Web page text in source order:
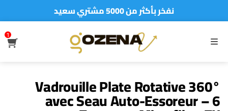
نفخر بأكثر من 5000 مشتري سعيد
MENU
1
Vadrouille Plate Rotative 360°
avec Seau Auto-Essoreur – 6